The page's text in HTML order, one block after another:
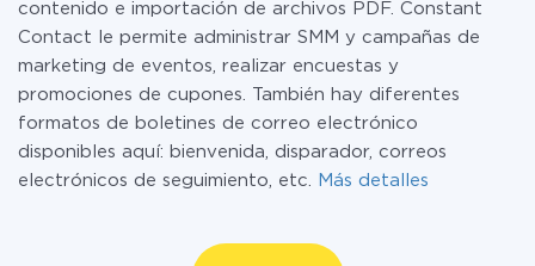
contenido e importación de archivos PDF. Constant
Contact le permite administrar SMM y campañas de
marketing de eventos, realizar encuestas y
promociones de cupones. También hay diferentes
formatos de boletines de correo electrónico
disponibles aquí: bienvenida, disparador, correos
electrónicos de seguimiento, etc.
Más detalles